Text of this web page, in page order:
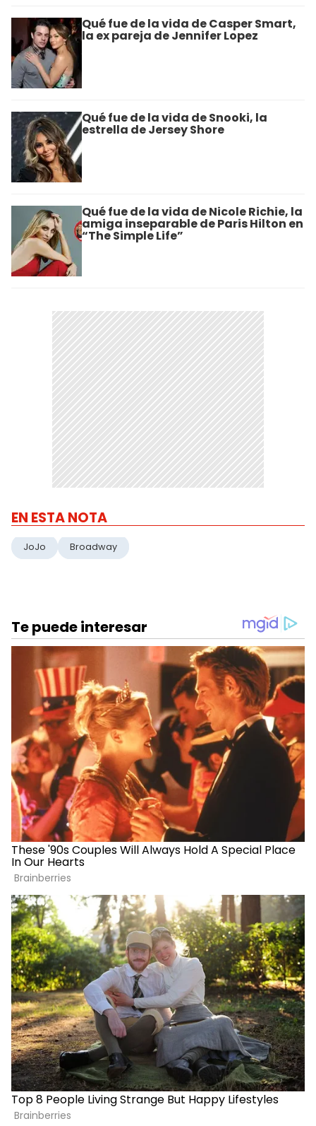
Qué fue de la vida de Casper Smart,
la ex pareja de Jennifer Lopez
Qué fue de la vida de Snooki, la
estrella de Jersey Shore
Qué fue de la vida de Nicole Richie, la
amiga inseparable de Paris Hilton en
“The Simple Life”
EN ESTA NOTA
JoJo Broadway